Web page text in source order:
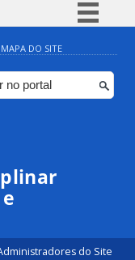
Simplifique!
BR
Participe
Canais
MAPA DO SITE
do Site